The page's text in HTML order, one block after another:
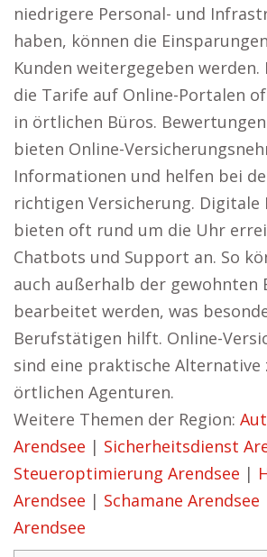
niedrigere Personal- und
haben, können die
Kunden weitergegeben werden.
die Tarife auf Online-Portalen
in örtlichen Büros.
bieten Online-
Informationen und helfen bei
richtigen Versicherung.
bieten oft rund um die Uhr
Chatbots und Support an. So
auch außerhalb der gewohnten
bearbeitet werden, was
Berufstätigen hilft. Online-
sind eine praktische Alternative
örtlichen Agenturen.
Weitere Themen der Region:
Arendsee | Sicherheitsdienst
Steueroptimierung Arendsee |
Arendsee | Schamane Arendsee
Arendsee